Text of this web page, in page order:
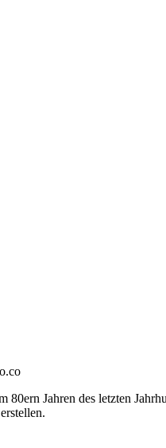
80ern Jahren des letzten
erstellen.